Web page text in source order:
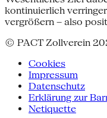
kontinuierlich
vergrößern – also
© PACT Zollverein
Cookies
Impressum
Datenschutz
Erklärung zur
Netiquette